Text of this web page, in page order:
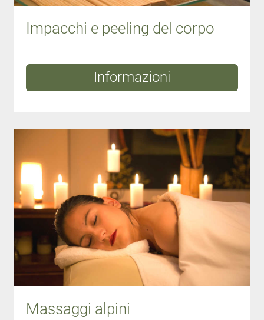
Impacchi e peeling del corpo
Informazioni
Massaggi alpini